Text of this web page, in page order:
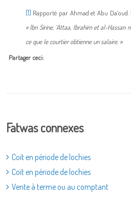
[1] Rapporté par Ahmad et Abu
« Ibn Sirine, ‘Attaa, Ibrahim et al-Hassan
ce que le courtier obtienne un salaire. »
Partager ceci:
Fatwas connexes
Coït en période de lochies
Coït en période de lochies
Vente à terme ou au comptant